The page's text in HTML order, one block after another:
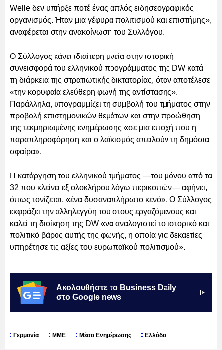
Welle δεν υπήρξε ποτέ ένας απλός ειδησεογραφικός
οργανισμός. Ήταν μια γέφυρα πολιτισμού και επιστήμης»,
αναφέρεται στην ανακοίνωση του Συλλόγου.
Ο Σύλλογος κάνει ιδιαίτερη μνεία στην ιστορική
συνεισφορά του ελληνικού προγράμματος της DW κατά
τη διάρκεια της στρατιωτικής δικτατορίας, όταν αποτέλεσε
«την κορυφαία ελεύθερη φωνή της αντίστασης».
Παράλληλα, υπογραμμίζει τη συμβολή του τμήματος στην
προβολή επιστημονικών θεμάτων και στην προώθηση
της τεκμηριωμένης ενημέρωσης «σε μια εποχή που η
παραπληροφόρηση και ο λαϊκισμός απειλούν τη δημόσια
σφαίρα».
Η κατάργηση του ελληνικού τμήματος —του μόνου από τα
32 που κλείνει εξ ολοκλήρου λόγω περικοπών— αφήνει,
όπως τονίζεται, «ένα δυσαναπλήρωτο κενό». Ο Σύλλογος
εκφράζει την αλληλεγγύη του στους εργαζόμενους και
καλεί τη διοίκηση της DW «να αναλογιστεί το ιστορικό και
πολιτικό βάρος αυτής της φωνής, η οποία για δεκαετίες
υπηρέτησε τις αξίες του ευρωπαϊκού πολιτισμού».
Ακολουθήστε το Business Daily
στο Google news
Γερμανία ΜΜΕ Μέσα Ενημέρωσης Ελλάδα